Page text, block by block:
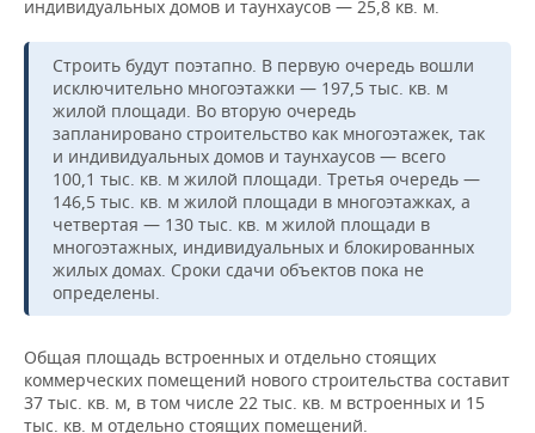
индивидуальных домов и таунхаусов — 25,8 кв. м.
Строить будут поэтапно. В первую очередь вошли
исключительно многоэтажки — 197,5 тыс. кв. м
жилой площади. Во вторую очередь
запланировано строительство как многоэтажек, так
и индивидуальных домов и таунхаусов — всего
100,1 тыс. кв. м жилой площади. Третья очередь —
146,5 тыс. кв. м жилой площади в многоэтажках, а
четвертая — 130 тыс. кв. м жилой площади в
многоэтажных, индивидуальных и блокированных
жилых домах. Сроки сдачи объектов пока не
определены.
Общая площадь встроенных и отдельно стоящих
коммерческих помещений нового строительства составит
37 тыс. кв. м, в том числе 22 тыс. кв. м встроенных и 15
тыс. кв. м отдельно стоящих помещений.